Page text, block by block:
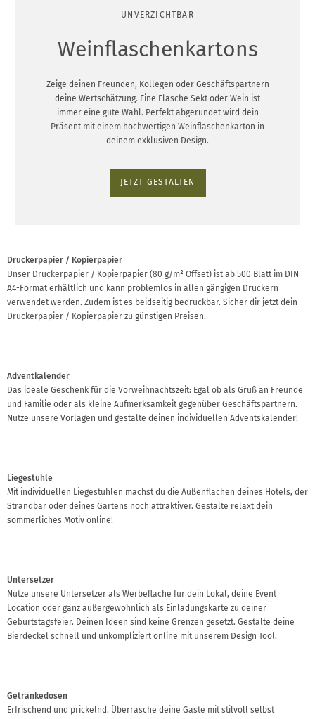
UNVERZICHTBAR
Weinflaschenkartons
Zeige deinen Freunden, Kollegen oder Geschäftspartnern
deine Wertschätzung. Eine Flasche Sekt oder Wein ist
immer eine gute Wahl. Perfekt abgerundet wird dein
Präsent mit einem hochwertigen Weinflaschenkarton in
deinem exklusiven Design.
JETZT GESTALTEN
Druckerpapier / Kopierpapier
Unser Druckerpapier / Kopierpapier (80 g/m² Offset) ist ab 500 Blatt im DIN
A4-Format erhältlich und kann problemlos in allen gängigen Druckern
verwendet werden. Zudem ist es beidseitig bedruckbar. Sicher dir jetzt dein
Druckerpapier / Kopierpapier zu günstigen Preisen.
Adventkalender
Das ideale Geschenk für die Vorweihnachtszeit: Egal ob als Gruß an Freunde
und Familie oder als kleine Aufmerksamkeit gegenüber Geschäftspartnern.
Nutze unsere Vorlagen und gestalte deinen individuellen Adventskalender!
Liegestühle
Mit individuellen Liegestühlen machst du die Außenflächen deines Hotels, der
Strandbar oder deines Gartens noch attraktiver. Gestalte relaxt dein
sommerliches Motiv online!
Untersetzer
Nutze unsere Untersetzer als Werbefläche für dein Lokal, deine Event
Location oder ganz außergewöhnlich als Einladungskarte zu deiner
Geburtstagsfeier. Deinen Ideen sind keine Grenzen gesetzt. Gestalte deine
Bierdeckel schnell und unkompliziert online mit unserem Design Tool.
Getränkedosen
Erfrischend und prickelnd. Überrasche deine Gäste mit stilvoll selbst